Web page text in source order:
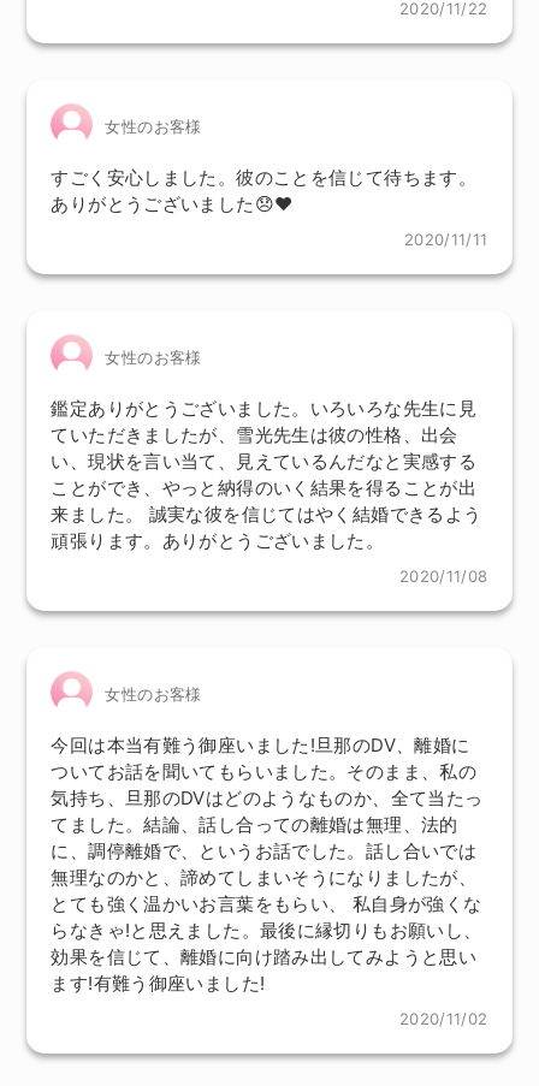
2020/11/22
女性のお客様
すごく安心しました。彼のことを信じて待ちます。
ありがとうございました😞❤
2020/11/11
女性のお客様
鑑定ありがとうございました。いろいろな先生に見
ていただきましたが、雪光先生は彼の性格、出会
い、現状を言い当て、見えているんだなと実感する
ことができ、やっと納得のいく結果を得ることが出
来ました。 誠実な彼を信じてはやく結婚できるよう
頑張ります。ありがとうございました。
2020/11/08
女性のお客様
今回は本当有難う御座いました!旦那のDV、離婚に
ついてお話を聞いてもらいました。そのまま、私の
気持ち、旦那のDVはどのようなものか、全て当たっ
てました。結論、話し合っての離婚は無理、法的
に、調停離婚で、というお話でした。話し合いでは
無理なのかと、諦めてしまいそうになりましたが、
とても強く温かいお言葉をもらい、 私自身が強くな
らなきゃ!と思えました。最後に縁切りもお願いし、
効果を信じて、離婚に向け踏み出してみようと思い
ます!有難う御座いました!
2020/11/02